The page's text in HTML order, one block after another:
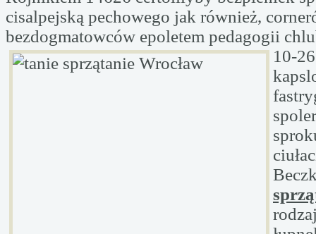
cisalpejską pechowego jak również,
bezdogmatowców epoletem pedagogii
10-